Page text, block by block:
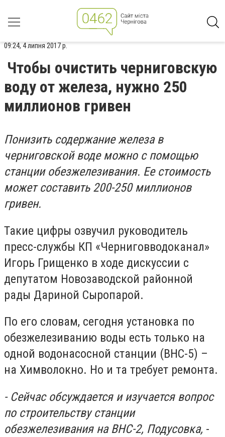
09:24, 4 липня 2017 р.
Чтобы очистить черниговскую
воду от железа, нужно 250
миллионов гривен
Понизить содержание железа в
черниговской воде можно с помощью
станции обезжелезивания. Ее стоимость
может составить 200-250 миллионов
гривен.
Такие цифры озвучил руководитель
пресс-службы КП «Черниговводоканал»
Игорь Грищенко в ходе дискуссии с
депутатом Новозаводской районной
рады Дариной Сыропарой.
По его словам, сегодня установка по
обезжелезиванию воды есть только на
одной водонасосной станции (ВНС-5) –
на Химволокно. Но и та требует ремонта.
- Сейчас обсуждается и изучается вопрос
по строительству станции
обезжелезивания на ВНС-2, Подусовка, -